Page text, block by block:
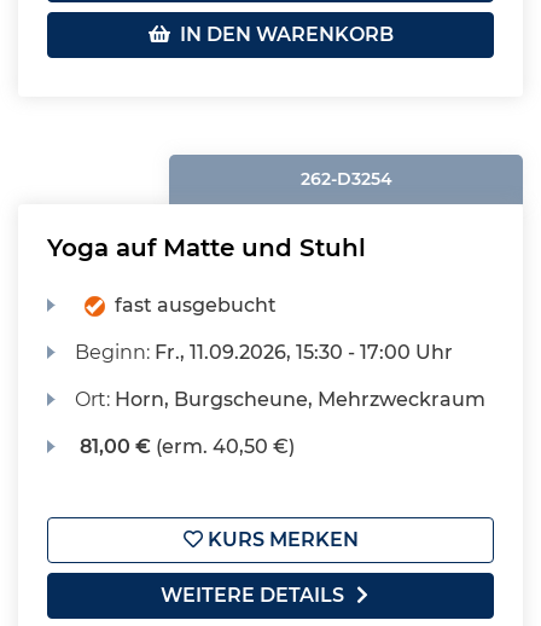
IN DEN WARENKORB
262-D3254
Yoga auf Matte und Stuhl
fast ausgebucht
Beginn: Fr., 11.09.2026, 15:30 - 17:00 Uhr
Ort: Horn, Burgscheune, Mehrzweckraum
81,00 € (erm. 40,50 €)
KURS MERKEN
WEITERE DETAILS